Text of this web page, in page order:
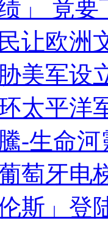
」 竟
让欧洲
美军设
太平洋
-生命
萄牙电
斯」登